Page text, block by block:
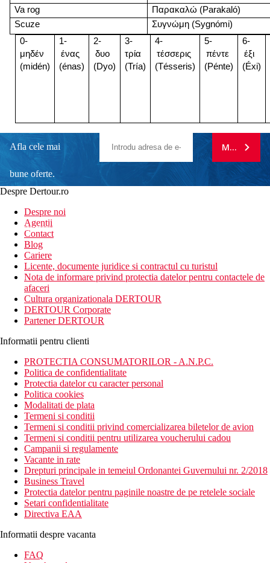
Va rog
Παρακαλώ (Parakaló)
Scuze
Συγνώμη (Sygnómi)
0-
μηδέν
(midén)
1-
ένας
(énas)
2-
δυο
(Dyo)
3-
τρία
(Tría)
4-
τέσσερις
(Tésseris)
5-
πέντε
(Pénte)
6-
έξι
(Éxi)
Afla cele mai
bune oferte.
newsletter!
MA
Despre Dertour.ro
Despre noi
Agentii
Contact
Blog
Cariere
Licente, documente juridice si contractul cu turistul
Nota de informare privind protectia datelor pentru contactele de
afaceri
Cultura organizationala DERTOUR
DERTOUR Corporate
Partener DERTOUR
Informatii pentru clienti
PROTECTIA CONSUMATORILOR - A.N.P.C.
Politica de confidentialitate
Protectia datelor cu caracter personal
Politica cookies
Modalitati de plata
Termeni si conditii
Termeni si conditii privind comercializarea biletelor de avion
Termeni si conditii pentru utilizarea voucherului cadou
Campanii si regulamente
Vacante in rate
Drepturi principale in temeiul Ordonantei Guvernului nr. 2/2018
Business Travel
Protectia datelor pentru paginile noastre de pe retelele sociale
Setari confidentialitate
Directiva EAA
Informatii despre vacanta
FAQ